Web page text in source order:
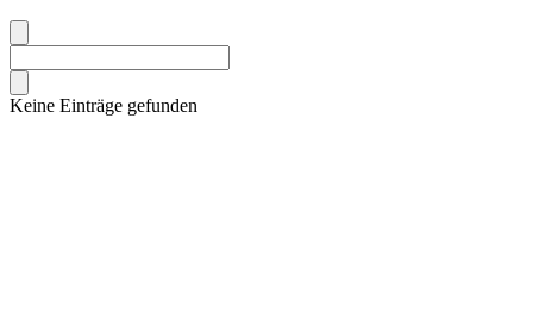
Keine Einträge gefunden